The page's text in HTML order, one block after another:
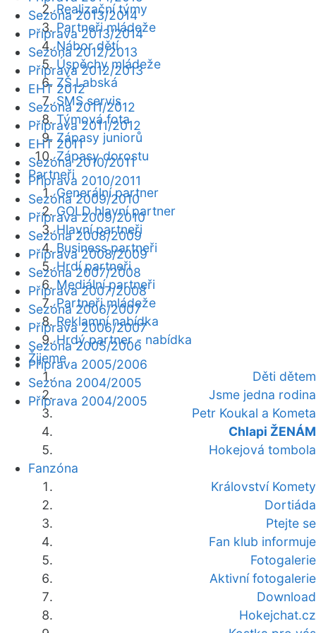
Realizační týmy
Partneři mládeže
Nábor dětí
Úspěchy mládeže
ZŠ Labská
SMS servis
Týmová fota
Zápasy juniorů
Zápasy dorostu
Partneři
Generální partner
GOLD hlavní partner
Hlavní partneři
Business partneři
Hrdí partneři
Mediální partneři
Partneři mládeže
Reklamní nabídka
Hrdý partner - nabídka
Žijeme
Děti dětem
Jsme jedna rodina
Petr Koukal a Kometa
Chlapi ŽENÁM
Hokejová tombola
Fanzóna
Království Komety
Dortiáda
Ptejte se
Fan klub informuje
Fotogalerie
Aktivní fotogalerie
Download
Hokejchat.cz
Sezóna 2013/2014
Příprava 2013/2014
Sezóna 2012/2013
Příprava 2012/2013
EHT 2012
Sezóna 2011/2012
Příprava 2011/2012
EHT 2011
Sezóna 2010/2011
Příprava 2010/2011
Sezóna 2009/2010
Příprava 2009/2010
Sezóna 2008/2009
Příprava 2008/2009
Sezóna 2007/2008
Příprava 2007/2008
Sezóna 2006/2007
Příprava 2006/2007
Sezóna 2005/2006
Příprava 2005/2006
Sezóna 2004/2005
Příprava 2004/2005